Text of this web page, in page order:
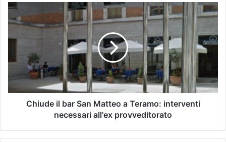
Chiude il bar San Matteo a Teramo: interventi
necessari all'ex provveditorato